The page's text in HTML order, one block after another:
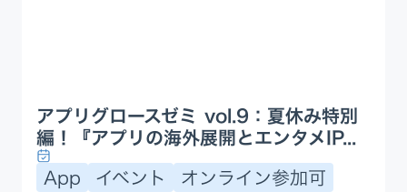
アプリグロースゼミ vol.9：夏休み特別
編！『アプリの海外展開とエンタメIP...
App イベント オンライン参加可